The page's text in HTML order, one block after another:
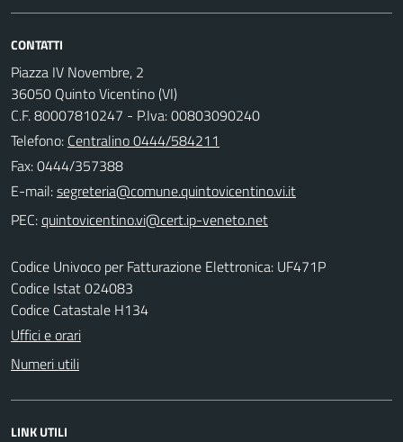
CONTATTI
Piazza IV Novembre, 2
36050 Quinto Vicentino (VI)
C.F. 80007810247 - P.Iva: 00803090240
Telefono: Centralino 0444/584211
Fax: 0444/357388
E-mail:
PEC:
Codice Univoco per Fatturazione Elettronica: UF471P
Codice Istat 024083
Codice Catastale H134
Uffici e orari
Numeri utili
LINK UTILI